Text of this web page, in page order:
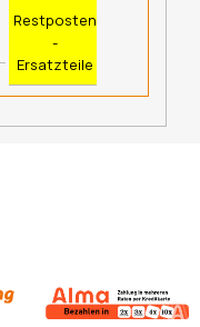
Restposten
-
Ersatzteile